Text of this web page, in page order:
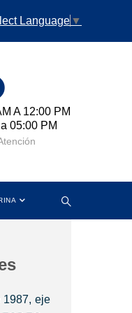
Language ▼
50 Bogotá D.C.,
1987, eje